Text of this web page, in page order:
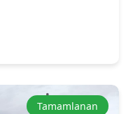
Tamamlanan